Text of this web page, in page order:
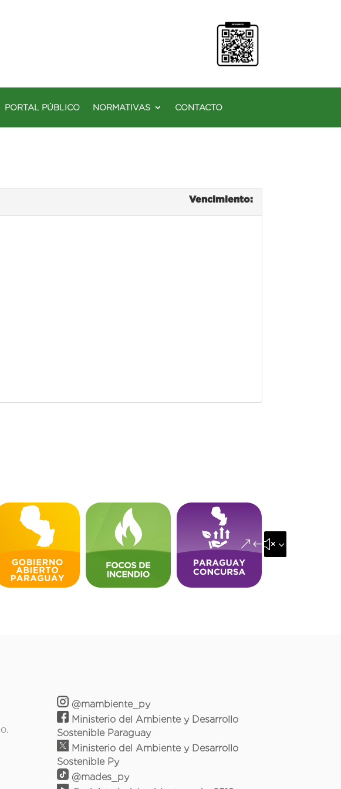
PORTAL PÚBLICO NORMATIVAS CONTACTO
Vencimiento:
&#x35;
@mambiente_py
Ministerio del Ambiente y Desarrollo
Sostenible Paraguay
Ministerio del Ambiente y Desarrollo
Sostenible Py
@mades_py